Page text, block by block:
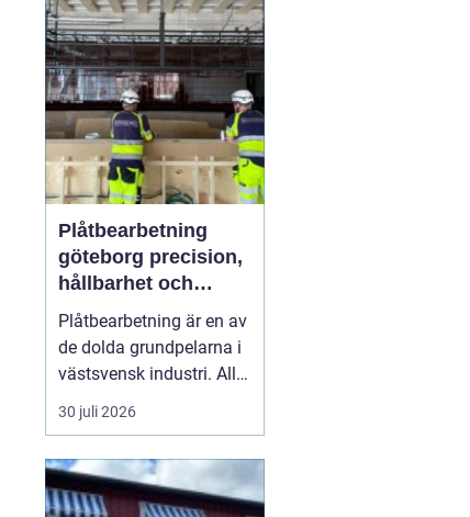
och logistik. I Uddevalla
finns goda mö...
Plåtbearbetning
göteborg precision,
hållbarhet och
smarta lösningar
Plåtbearbetning är en av
de dolda grundpelarna i
västsvensk industri. Allt
från marina
anläggningar längs
maskiner, räcken i
offentliga miljöer och
30 juli 2026